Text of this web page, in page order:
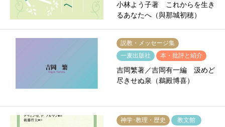
小林よう子著 これからを生き
るあなたへ（與那城初穂）
説教・メッセージ集
一麦出版社
本・批評と紹介
吉岡繁著／吉岡有一編 汲めど
尽きせぬ泉（鵜殿博喜）
神学･教理・歴史
教文館